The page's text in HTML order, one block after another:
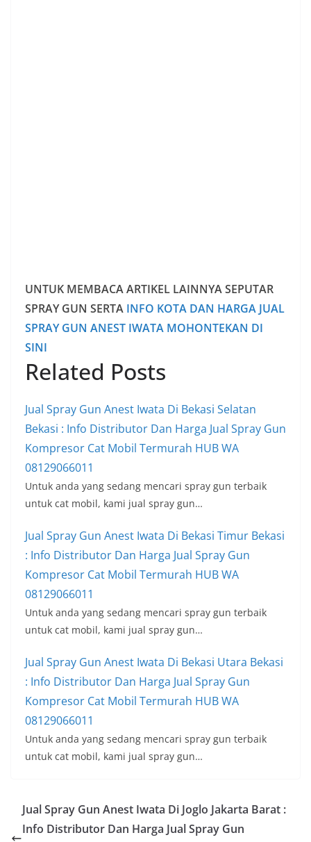
UNTUK MEMBACA ARTIKEL LAINNYA SEPUTAR
SPRAY GUN SERTA INFO KOTA DAN HARGA JUAL
SPRAY GUN ANEST IWATA MOHONTEKAN DI
SINI
Related Posts
Jual Spray Gun Anest Iwata Di Bekasi Selatan
Bekasi : Info Distributor Dan Harga Jual Spray Gun
Kompresor Cat Mobil Termurah HUB WA
08129066011
Untuk anda yang sedang mencari spray gun terbaik
untuk cat mobil, kami jual spray gun…
Jual Spray Gun Anest Iwata Di Bekasi Timur Bekasi
: Info Distributor Dan Harga Jual Spray Gun
Kompresor Cat Mobil Termurah HUB WA
08129066011
Untuk anda yang sedang mencari spray gun terbaik
untuk cat mobil, kami jual spray gun…
Jual Spray Gun Anest Iwata Di Bekasi Utara Bekasi
: Info Distributor Dan Harga Jual Spray Gun
Kompresor Cat Mobil Termurah HUB WA
08129066011
Untuk anda yang sedang mencari spray gun terbaik
untuk cat mobil, kami jual spray gun…
Jual Spray Gun Anest Iwata Di Joglo Jakarta Barat :
Info Distributor Dan Harga Jual Spray Gun